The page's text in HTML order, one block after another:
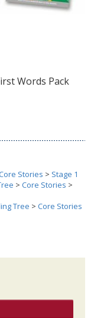
Words Pack
Stories > Stage 1
> Core Stories >
Tree > Core Stories